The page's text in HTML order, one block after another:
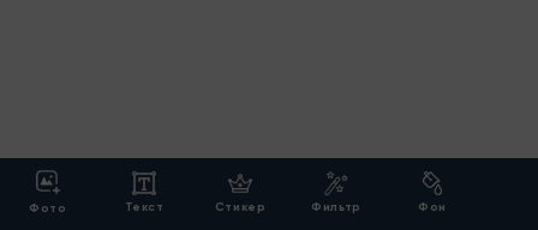
Фото Текст Стикер Фильтр Фон